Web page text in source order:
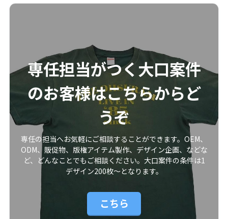
専任担当がつく大口案件
のお客様はこちらからど
うぞ
専任の担当へお気軽にご相談することができます。OEM、
ODM、販促物、版権アイテム製作、デザイン企画、などな
ど、どんなことでもご相談ください。大口案件の条件は1
デザイン200枚〜となります。
こちら